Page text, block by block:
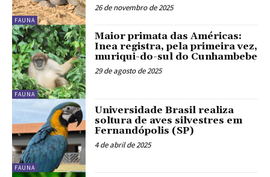
FAUNA
26 de novembro de 2025
FAUNA
Maior primata das Américas:
Inea registra, pela primeira vez,
muriqui-do-sul do Cunhambebe
29 de agosto de 2025
FAUNA
Universidade Brasil realiza
soltura de aves silvestres em
Fernandópolis (SP)
4 de abril de 2025